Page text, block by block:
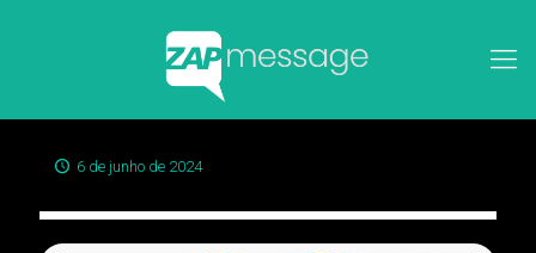
6 de junho de 2024